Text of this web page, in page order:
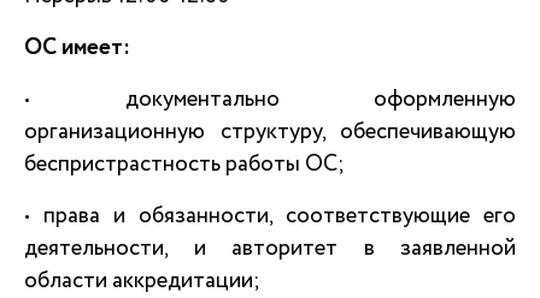
ОС имеет:
• документально оформленную
организационную структуру, обеспечивающую
беспристрастность работы ОС;
• права и обязанности, соответствующие его
деятельности, и авторитет в заявленной
области аккредитации;